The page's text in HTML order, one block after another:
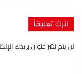
اترك تعليقاً
لن يتم نشر عنوان بريدك